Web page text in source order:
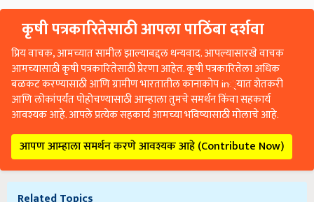
कृषी पत्रकारितेसाठी आपला पाठिंबा दर्शवा
प्रिय वाचक, आमच्यात सामील झाल्याबद्दल धन्यवाद. आपल्यासारखे वाचक
आमच्यासाठी कृषी पत्रकारितेसाठी प्रेरणा आहेत. कृषी पत्रकारितेला अधिक
बळकट करण्यासाठी आणि ग्रामीण भारतातील कानाकोप in्यात शेतकरी
आणि लोकांपर्यंत पोहोचण्यासाठी आम्हाला तुमचे समर्थन किंवा सहकार्य
आवश्यक आहे. आपले प्रत्येक सहकार्य आमच्या भविष्यासाठी मोलाचे आहे.
आपण आम्हाला समर्थन करणे आवश्यक आहे (Contribute Now)